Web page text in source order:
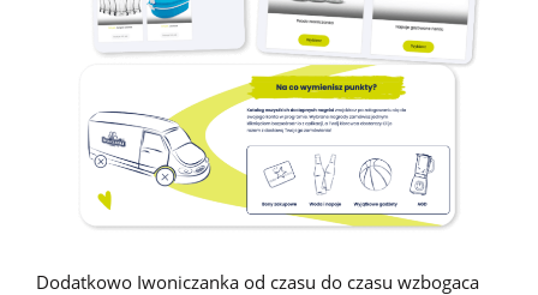
Dodatkowo Iwoniczanka od czasu do czasu wzbogaca